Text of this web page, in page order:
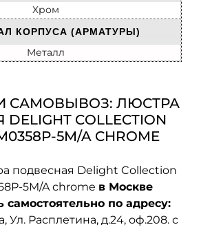
Хром
КОРПУСА (АРМАТУРЫ)
Металл
САМОВЫВОЗ: ЛЮСТРА
COLLECTION
5M/A CHROME
подвесная Delight Collection
5M/A chrome в Москве
самостоятельно по адресу:
Ул. Расплетина, д.24, оф.208. с